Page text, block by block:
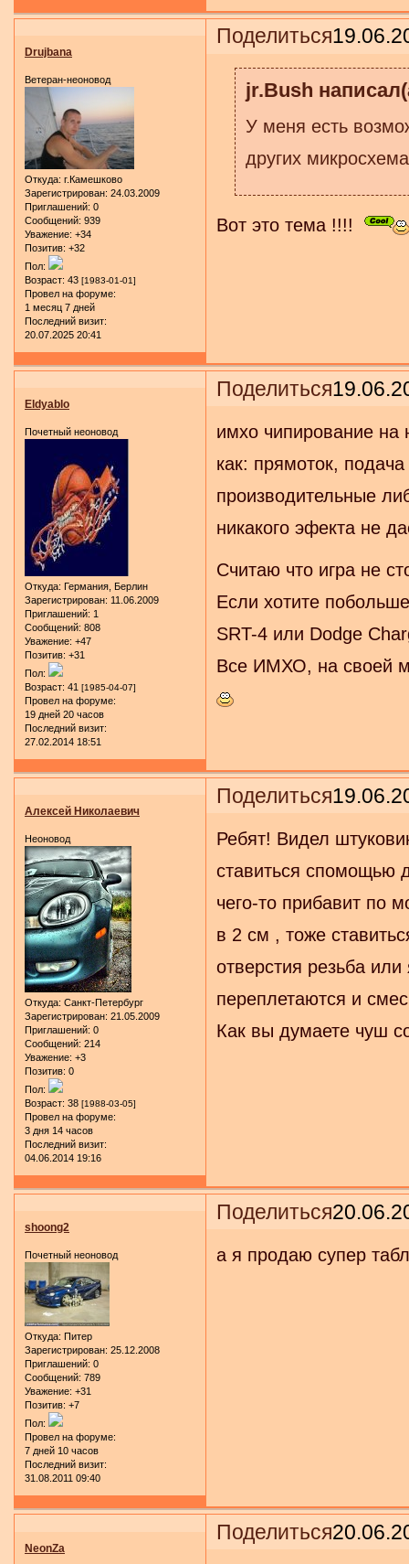
Поделиться
Drujbana
Ветеран-неоновод
Откуда: г.Камешково
Зарегистрирован: 24.03.2009
Приглашений: 0
Сообщений: 939
Уважение: +34
Позитив: +32
Пол:
Возраст: 43 [1983-01-01]
Провел на форуме:
1 месяц 7 дней
Последний визит:
20.07.2025 20:41
jr.Bush
У меня есть
других
Вот это тема !!!!
Поделиться
Eldyablo
Почетный неоновод
Откуда: Германия, Берлин
Зарегистрирован: 11.06.2009
Приглашений: 1
Сообщений: 808
Уважение: +47
Позитив: +31
Пол:
Возраст: 41 [1985-04-07]
Провел на форуме:
19 дней 20 часов
Последний визит:
27.02.2014 18:51
имхо чипирование на
как: прямоток,
производительные
никакого эфекта не
Считаю что игра не
Если хотите
SRT-4 или Dodge
Все ИМХО, на своей
Поделиться
Алексей Николаевич
Неоновод
Откуда: Санкт-Петербург
Зарегистрирован: 21.05.2009
Приглашений: 0
Сообщений: 214
Уважение: +3
Позитив: 0
Пол:
Возраст: 38 [1988-03-05]
Провел на форуме:
3 дня 14 часов
Последний визит:
04.06.2014 19:16
Ребят! Видел
ставиться спомощью
чего-то прибавит по
в 2 см , тоже
отверстия резьба
переплетаются и
Как вы думаете чуш
Поделиться
shoong2
Почетный неоновод
Откуда: Питер
Зарегистрирован: 25.12.2008
Приглашений: 0
Сообщений: 789
Уважение: +31
Позитив: +7
Пол:
Провел на форуме:
7 дней 10 часов
Последний визит:
31.08.2011 09:40
а я продаю супер
Поделиться
NeonZa